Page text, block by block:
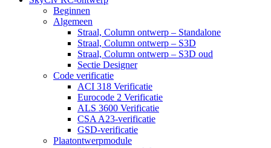
Beginnen
Algemeen
Straal, Column ontwerp – Standalone
Straal, Column ontwerp – S3D
Straal, Column ontwerp – S3D oud
Sectie Designer
Code verificatie
ACI 318 Verificatie
Eurocode 2 Verificatie
ALS 3600 Verificatie
CSA A23-verificatie
GSD-verificatie
Plaatontwerpmodule